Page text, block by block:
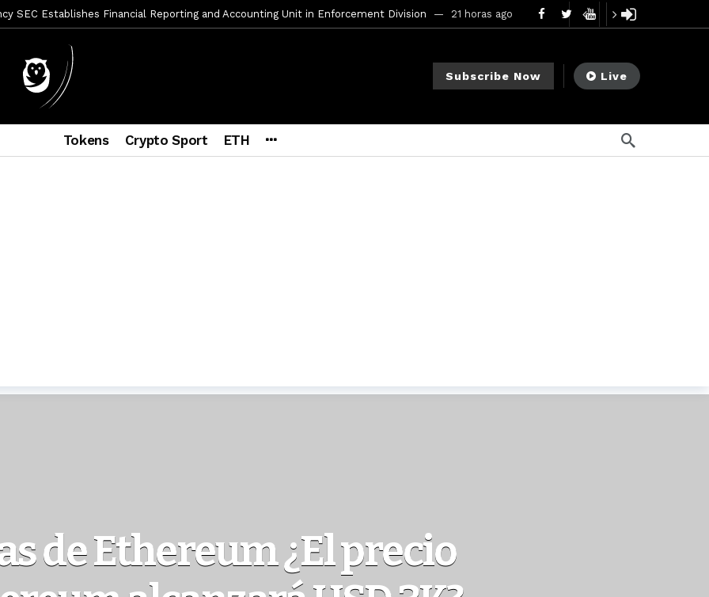
SEC Establishes Financial Reporting and Accounting Unit in Enforcement Division 21 horas ago
Restoring Regulatory Clarity: Statement on Technical Amendments to Rule 0‑1(a)(7) 2 días ago
Lummis sets Trump condition for CLARITY Act passage
SEC Announces Continuation of Small Business Advisory Committee Meeting
Subscribe Now Live
Tokens Crypto Sport ETH
de Ethereum ¿El precio